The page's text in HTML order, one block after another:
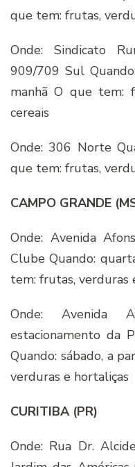
que tem: frutas,
Onde: Sindicato
909/709 Sul
manhã O que tem:
cereais
Onde: 306 Norte
que tem: frutas,
CAMPO GRANDE
Onde: Avenida
Clube Quando:
tem: frutas, verduras
Onde: Avenida
estacionamento da
Quando: sábado, a
verduras e hortaliças
CURITIBA (PR)
Onde: Rua Dr.